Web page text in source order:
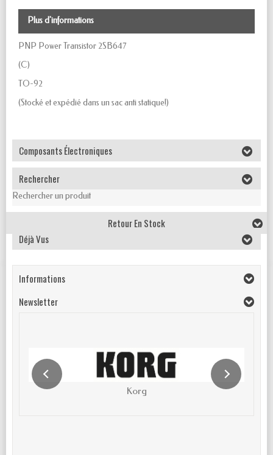
Plus d'informations
PNP Power Transistor 2SB647
(C)
TO-92
(Stocké et expédié dans un sac anti statique!)
Composants Électroniques
Rechercher
Rechercher un produit
Retour En Stock
Déjà Vus
Informations
Newsletter
Korg